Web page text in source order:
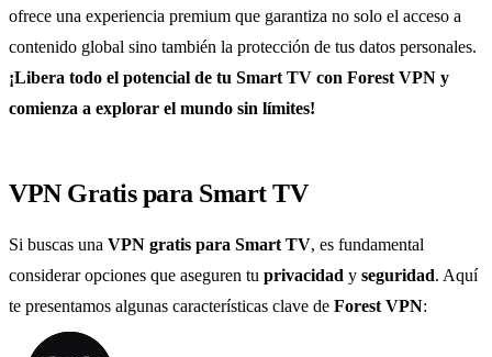
ofrece una experiencia premium que garantiza no solo el acceso a
contenido global sino también la protección de tus datos personales.
¡Libera todo el potencial de tu Smart TV con Forest VPN y
comienza a explorar el mundo sin límites!
VPN Gratis para Smart TV
Si buscas una VPN gratis para Smart TV, es fundamental
considerar opciones que aseguren tu privacidad y seguridad. Aquí
te presentamos algunas características clave de Forest VPN: